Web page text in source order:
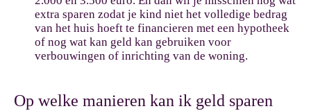
extra sparen zodat je kind niet het volledige bedrag
van het huis hoeft te financieren met een hypotheek
of nog wat kan geld kan gebruiken voor
verbouwingen of inrichting van de woning.
Op welke manieren kan ik geld sparen